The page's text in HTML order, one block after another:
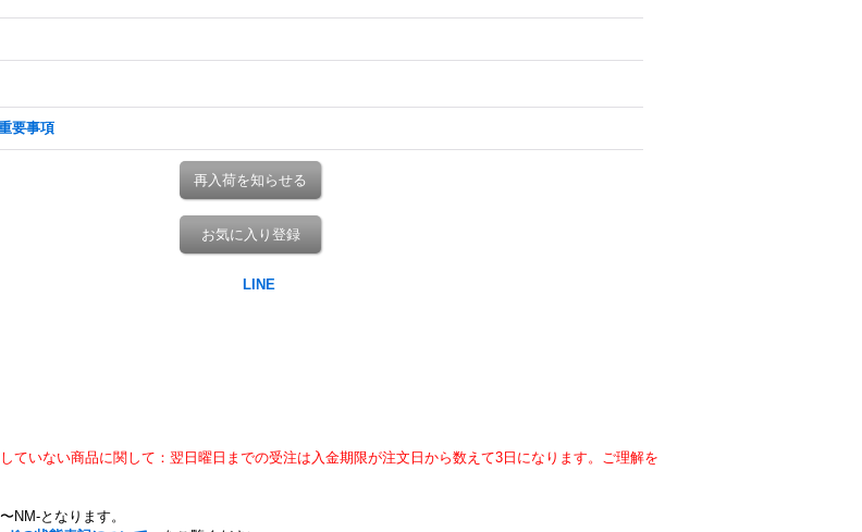
要事項
再入荷を知らせる
お気に入り登録
ていない商品に関して：翌日曜日までの受注は入金期限が注文日から数えて3日になります。ご理解を
NM-となります。